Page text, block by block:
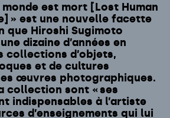
monde est mort [Lost Human
» est une nouvelle facette
que Hiroshi Sugimoto
dizaine d’années en
collections d’objets,
et de cultures
œuvres photographiques.
collection sont « ses
indispensables à l’artiste
d’enseignements qui lui